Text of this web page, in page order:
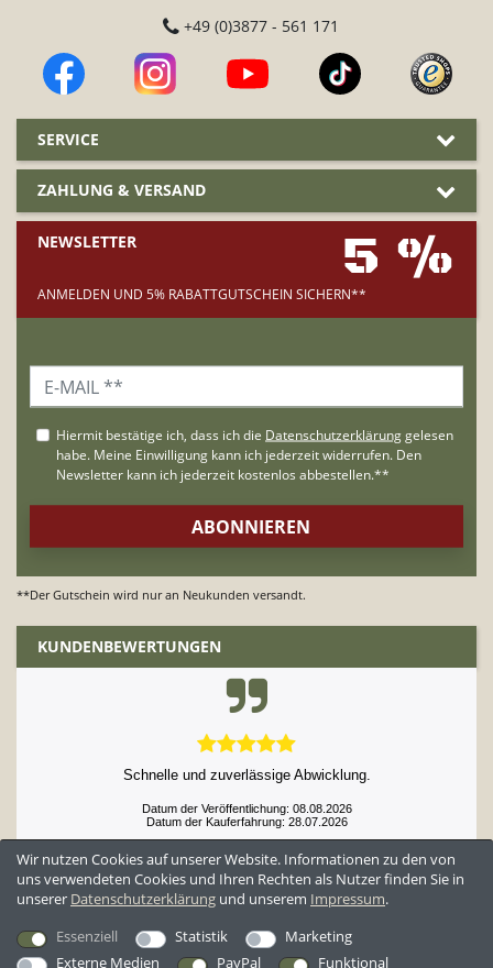
+49 (0)3877 - 561 171
SERVICE
ZAHLUNG & VERSAND
NEWSLETTER 5 %
ANMELDEN UND 5% RABATTGUTSCHEIN SICHERN**
**Der Gutschein wird nur an Neukunden versandt.
KUNDENBEWERTUNGEN
Schnelle und zuverlässige Abwicklung.
Datum der Veröffentlichung: 08.08.2026
Datum der Kauferfahrung: 28.07.2026
Wir nutzen Cookies auf unserer Website. Informationen zu den von
uns verwendeten Cookies und Ihren Rechten als Nutzer finden Sie in
unserer Daten­schutz­erklärung und unserem Impressum.
Essenziell
Statistik
Marketing
Externe Medien
PayPal Funktional